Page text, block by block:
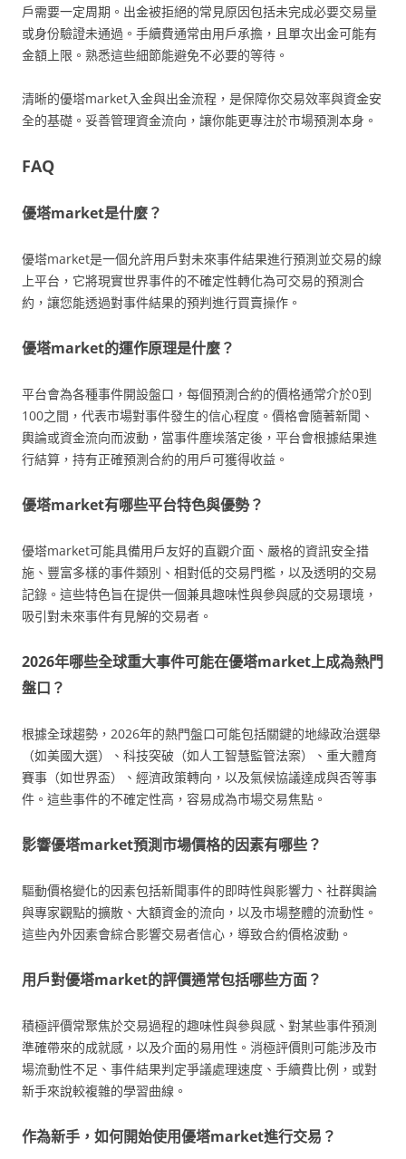
戶需要一定周期。出金被拒絕的常見原因包括未完成必要交易量
或身份驗證未通過。手續費通常由用戶承擔，且單次出金可能有
金額上限。熟悉這些細節能避免不必要的等待。
清晰的優塔market入金與出金流程，是保障你交易效率與資金安
全的基礎。妥善管理資金流向，讓你能更專注於市場預測本身。
FAQ
優塔market是什麼？
優塔market是一個允許用戶對未來事件結果進行預測並交易的線
上平台，它將現實世界事件的不確定性轉化為可交易的預測合
約，讓您能透過對事件結果的預判進行買賣操作。
優塔market的運作原理是什麼？
平台會為各種事件開設盤口，每個預測合約的價格通常介於0到
100之間，代表市場對事件發生的信心程度。價格會隨著新聞、
輿論或資金流向而波動，當事件塵埃落定後，平台會根據結果進
行結算，持有正確預測合約的用戶可獲得收益。
優塔market有哪些平台特色與優勢？
優塔market可能具備用戶友好的直觀介面、嚴格的資訊安全措
施、豐富多樣的事件類別、相對低的交易門檻，以及透明的交易
記錄。這些特色旨在提供一個兼具趣味性與參與感的交易環境，
吸引對未來事件有見解的交易者。
2026年哪些全球重大事件可能在優塔market上成為熱門
盤口？
根據全球趨勢，2026年的熱門盤口可能包括關鍵的地緣政治選舉
（如美國大選）、科技突破（如人工智慧監管法案）、重大體育
賽事（如世界盃）、經濟政策轉向，以及氣候協議達成與否等事
件。這些事件的不確定性高，容易成為市場交易焦點。
影響優塔market預測市場價格的因素有哪些？
驅動價格變化的因素包括新聞事件的即時性與影響力、社群輿論
與專家觀點的擴散、大額資金的流向，以及市場整體的流動性。
這些內外因素會綜合影響交易者信心，導致合約價格波動。
用戶對優塔market的評價通常包括哪些方面？
積極評價常聚焦於交易過程的趣味性與參與感、對某些事件預測
準確帶來的成就感，以及介面的易用性。消極評價則可能涉及市
場流動性不足、事件結果判定爭議處理速度、手續費比例，或對
新手來說較複雜的學習曲線。
作為新手，如何開始使用優塔market進行交易？